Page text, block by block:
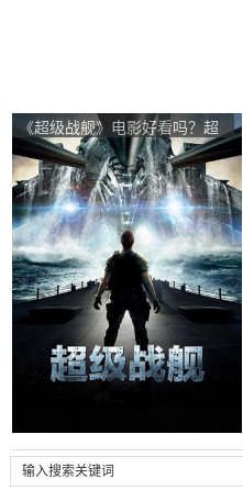
《超级战舰》电影好看吗？超
级战舰影评及简介